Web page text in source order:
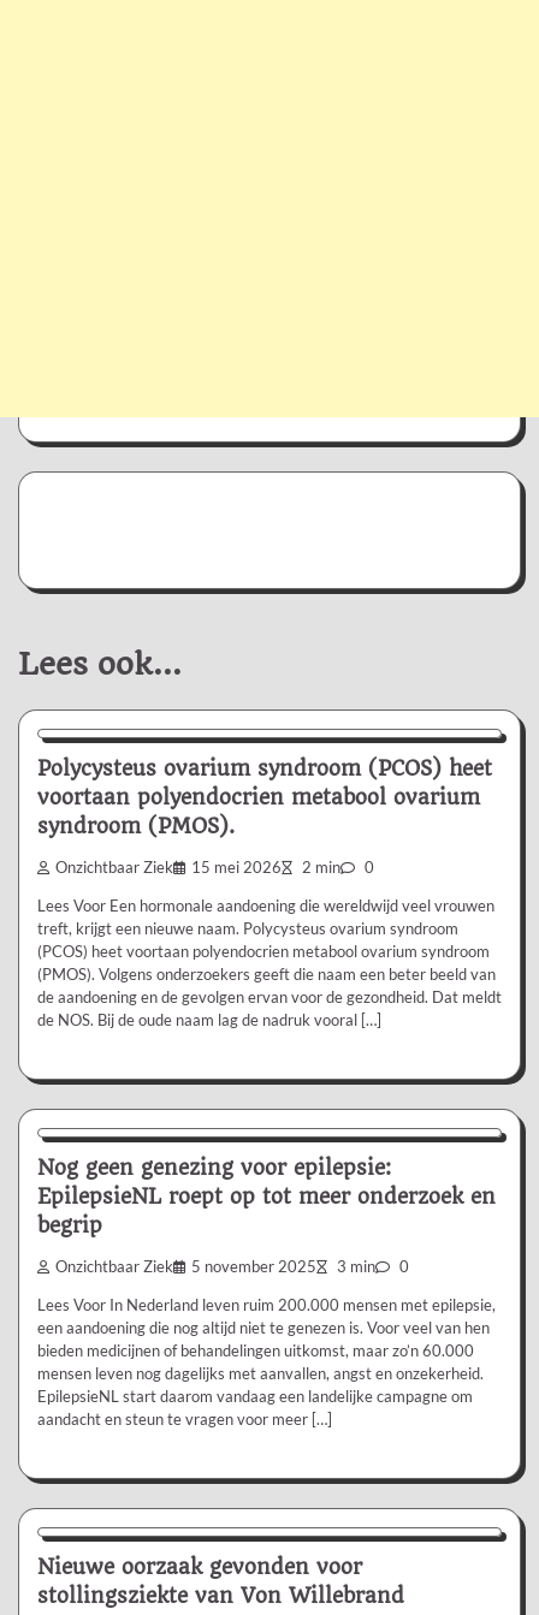
Lees ook...
Nieuws/Informatie Ziekte/Aandoening
Polycysteus ovarium syndroom (PCOS) heet
voortaan polyendocrien metabool ovarium
syndroom (PMOS).
Onzichtbaar Ziek 15 mei 2026 2 min 0
Lees Voor Een hormonale aandoening die wereldwijd veel vrouwen
treft, krijgt een nieuwe naam. Polycysteus ovarium syndroom
(PCOS) heet voortaan polyendocrien metabool ovarium syndroom
(PMOS). Volgens onderzoekers geeft die naam een beter beeld van
de aandoening en de gevolgen ervan voor de gezondheid. Dat meldt
de NOS. Bij de oude naam lag de nadruk vooral […]
Nieuws/Informatie
Persbericht
Ziekte/Aandoening
Nog geen genezing voor epilepsie:
EpilepsieNL roept op tot meer onderzoek en
begrip
Onzichtbaar Ziek 5 november 2025 3 min 0
Lees Voor In Nederland leven ruim 200.000 mensen met epilepsie,
een aandoening die nog altijd niet te genezen is. Voor veel van hen
bieden medicijnen of behandelingen uitkomst, maar zo’n 60.000
mensen leven nog dagelijks met aanvallen, angst en onzekerheid.
EpilepsieNL start daarom vandaag een landelijke campagne om
aandacht en steun te vragen voor meer […]
Nieuws/Informatie Ziekte/Aandoening
Nieuwe oorzaak gevonden voor
stollingsziekte van Von Willebrand